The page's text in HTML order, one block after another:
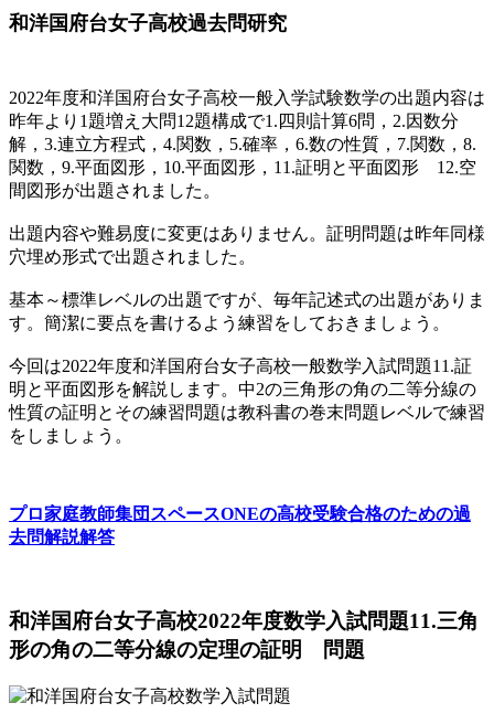
和洋国府台女子高校過去問研究
2022年度和洋国府台女子高校一般入学試験数学の出題内容は
昨年より1題増え大問12題構成で1.四則計算6問，2.因数分
解，3.連立方程式，4.関数，5.確率，6.数の性質，7.関数，8.
関数，9.平面図形，10.平面図形，11.証明と平面図形 12.空
間図形が出題されました。
出題内容や難易度に変更はありません。証明問題は昨年同様
穴埋め形式で出題されました。
基本～標準レベルの出題ですが、毎年記述式の出題がありま
す。簡潔に要点を書けるよう練習をしておきましょう。
今回は2022年度和洋国府台女子高校一般数学入試問題11.証
明と平面図形を解説します。中2の三角形の角の二等分線の
性質の証明とその練習問題は教科書の巻末問題レベルで練習
をしましょう。
プロ家庭教師集団スペースONEの高校受験合格のための過
去問解説解答
和洋国府台女子高校2022年度数学入試問題11.三角
形の角の二等分線の定理の証明 問題